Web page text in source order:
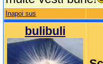
Inapoi sus
bulibuli